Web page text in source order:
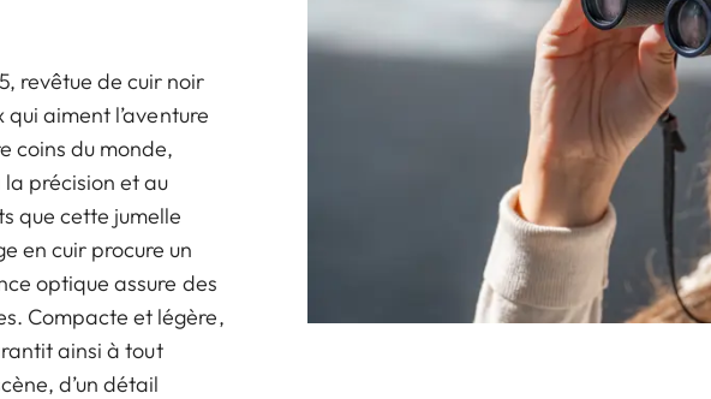
revêtue de cuir noir
aiment l’aventure
coins du monde,
précision et au
que cette jumelle
en cuir procure un
optique assure des
Compacte et légère,
ainsi à tout
d’un détail